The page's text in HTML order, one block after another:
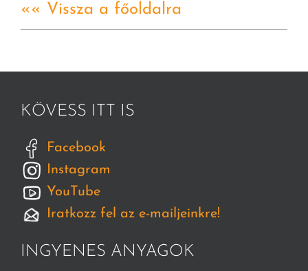
«« Vissza a főoldalra
KÖVESS ITT IS
Facebook
Instagram
YouTube
Iratkozz fel az e-mailjeinkre!
INGYENES ANYAGOK